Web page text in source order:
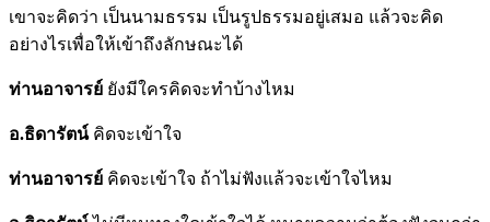
เขาจะคิดว่า เป็นนามธรรม เป็นรูปธรรมอยู่เสมอ แล้วจะคิด
อย่างไรเพื่อให้เข้าถึงลักษณะได้
ท่านอาจารย์ ยังมีใครคิดจะทำบ้างไหม
อ.ธิดารัตน์คิดจะเข้าใจ
ท่านอาจารย์ คิดจะเข้าใจ ถ้าไม่ฟังแล้วจะเข้าใจไหม